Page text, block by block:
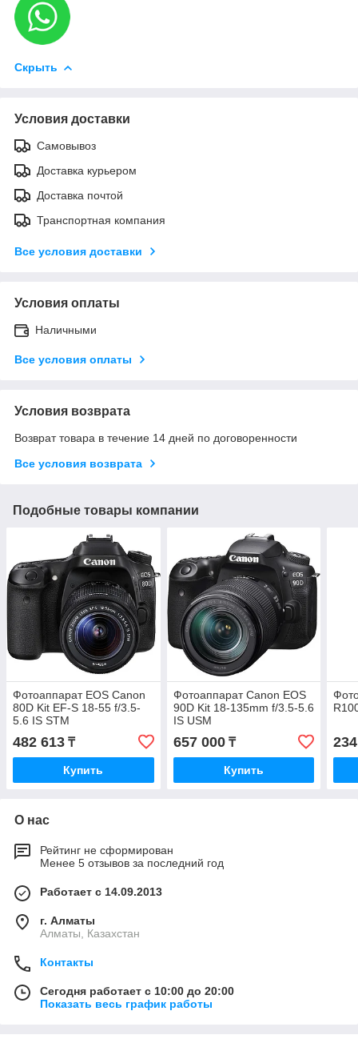
Скрыть
Условия доставки
Самовывоз
Доставка курьером
Доставка почтой
Транспортная компания
Все условия доставки
Условия оплаты
Наличными
Все условия оплаты
Условия возврата
Возврат товара в течение 14 дней по договоренности
Все условия возврата
Подобные товары компании
Фотоаппарат EOS Canon
80D Kit EF-S 18-55 f/3.5-
5.6 IS STM
482 613 ₸
Купить
Фотоаппарат Canon EOS
90D Kit 18-135mm f/3.5-5.6
IS USM
657 000₸
Купить
О нас
Рейтинг не сформирован
Менее 5 отзывов за последний год
Работает с 14.09.2013
г. Алматы
Алматы, Казахстан
Контакты
Сегодня работает с 10:00 до 20:00
Показать весь график работы